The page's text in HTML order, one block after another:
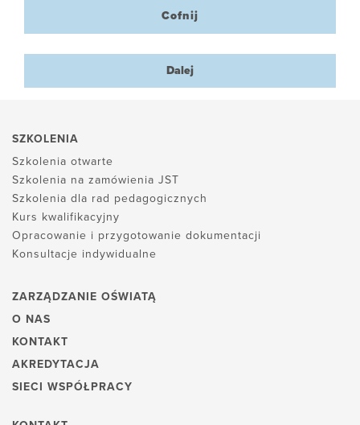
Cofnij
Dalej
SZKOLENIA
Szkolenia otwarte
Szkolenia na zamówienia JST
Szkolenia dla rad pedagogicznych
Kurs kwalifikacyjny
Opracowanie i przygotowanie dokumentacji
Konsultacje indywidualne
ZARZĄDZANIE OŚWIATĄ
O NAS
KONTAKT
AKREDYTACJA
SIECI WSPÓŁPRACY